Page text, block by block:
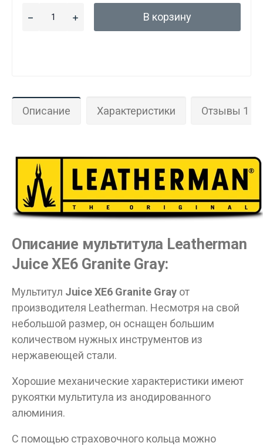
В корзину
Описание Характеристики Отзывы 1
Описание мультитула Leatherman
Juice XE6 Granite Gray:
Мультитул Juice XE6 Granite Gray от
производителя Leatherman. Несмотря на свой
небольшой размер, он оснащен большим
количеством нужных инструментов из
нержавеющей стали.
Хорошие механические характеристики имеют
рукоятки мультитула из анодированного
алюминия.
С помощью страховочного кольца можно
Данные товары продаются лицам,
достигшим 18 лет!
Вам исполнилось 18 лет?
ДА НЕТ